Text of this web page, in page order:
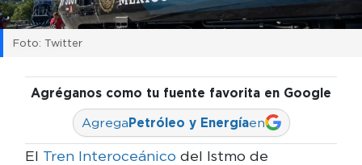
Foto: Twitter
Agréganos como tu fuente favorita en Google
AgregaPetróleo y Energíaen
El Tren Interoceánico del Istmo de